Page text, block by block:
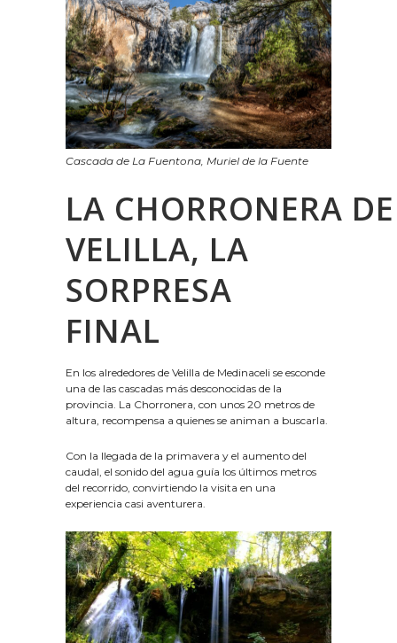
Cascada de La Fuentona, Muriel de la Fuente
LA CHORRONERA DE
VELILLA, LA
SORPRESA
FINAL
En los alrededores de Velilla de Medinaceli se esconde
una de las cascadas más desconocidas de la
provincia. La Chorronera, con unos 20 metros de
altura, recompensa a quienes se animan a buscarla.
Con la llegada de la primavera y el aumento del
caudal, el sonido del agua guía los últimos metros
del recorrido, convirtiendo la visita en una
experiencia casi aventurera.